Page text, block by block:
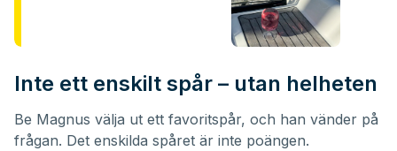
Inte ett enskilt spår – utan helheten
Be Magnus välja ut ett favoritspår, och han vänder på
frågan. Det enskilda spåret är inte poängen.